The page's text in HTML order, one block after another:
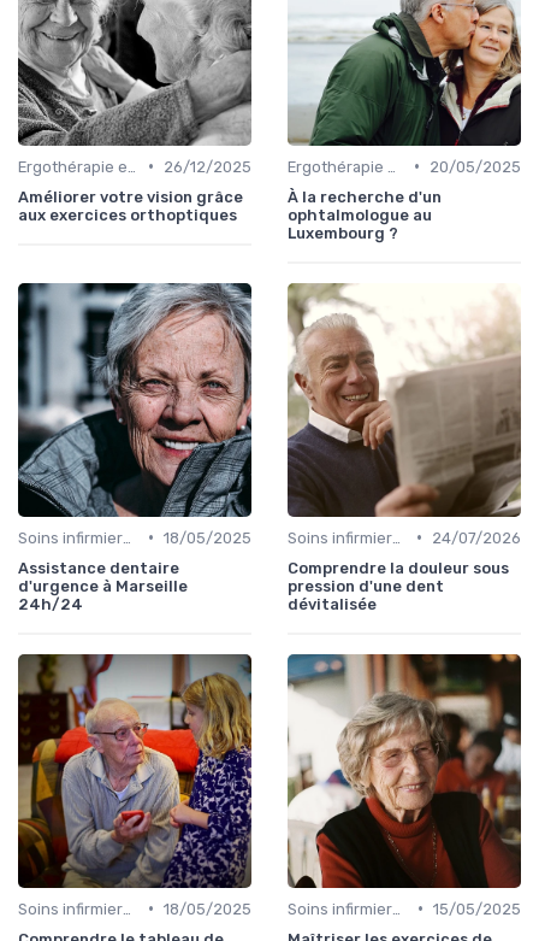
•
26/12/2025
Améliorer votre vision grâce
aux exercices orthoptiques
•
20/05/2025
À la recherche d'un
ophtalmologue au
Luxembourg ?
• 18/05/2025
Assistance dentaire
d'urgence à Marseille
24h/24
•
24/07/2026
Comprendre la douleur sous
pression d'une dent
dévitalisée
• 18/05/2025
• 15/05/2025